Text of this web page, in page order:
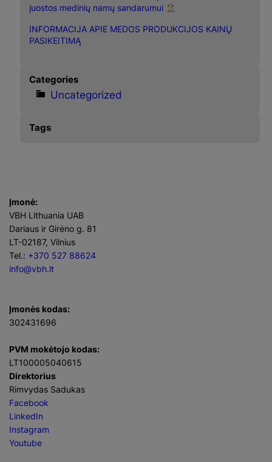
juostos medinių namų sandarumui
INFORMACIJA APIE MEDOS PRODUKCIJOS KAINŲ
PASIKEITIMĄ
Categories
Uncategorized
Tags
Įmonė:
VBH Lithuania UAB
Dariaus ir Girėno g. 81
LT-02187, Vilnius
Tel.: +370 527 88624
info@vbh.lt
Įmonės kodas:
302431696
PVM mokėtojo kodas:
LT100005040615
Direktorius
Rimvydas Sadukas
Facebook
LinkedIn
Instagram
Youtube